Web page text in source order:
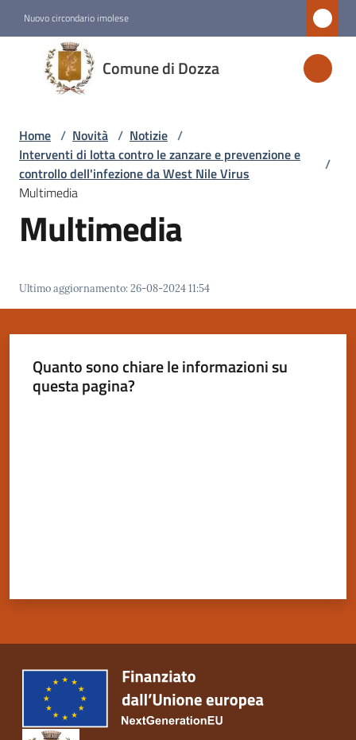
Nuovo circondario imolese
Comune di Dozza
Comune
di
Dozza
Amministrazione
Novità
Menu selezionato
Dozza
su
Home / Novità / Notizie /
Interventi di lotta contro le zanzare e prevenzione e
controllo dell'infezione da West Nile Virus
/
Multimedia
Multimedia
Ultimo aggiornamento:26-08-2024 11:54
Quanto sono chiare le informazioni su
questa pagina?